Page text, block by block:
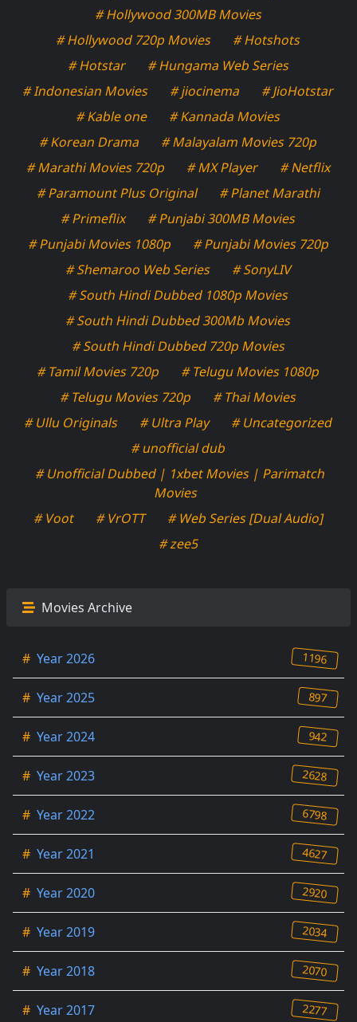
# Hollywood 300MB Movies
# Hollywood 720p Movies
# Hotshots
# Hotstar
# Hungama Web Series
# Indonesian Movies
# jiocinema
# JioHotstar
# Kable one
# Kannada Movies
# Korean Drama
# Malayalam Movies 720p
# Marathi Movies 720p
# MX Player
# Netflix
# Paramount Plus Original
# Planet Marathi
# Primeflix
# Punjabi 300MB Movies
# Punjabi Movies 1080p
# Punjabi Movies 720p
# Shemaroo Web Series
# SonyLIV
# South Hindi Dubbed 1080p Movies
# South Hindi Dubbed 300Mb Movies
# South Hindi Dubbed 720p Movies
# Tamil Movies 720p
# Telugu Movies 1080p
# Telugu Movies 720p
# Thai Movies
# Ullu Originals
# Ultra Play
# Uncategorized
# unofficial dub
# Unofficial Dubbed | 1xbet Movies | Parimatch
Movies
# Voot
# VrOTT
# Web Series [Dual Audio]
# zee5
Movies Archive
# Year 2026 1196
# Year 2025 897
# Year 2024 942
# Year 2023 2628
# Year 2022 6798
# Year 2021 4627
# Year 2020 2920
# Year 2019 2034
# Year 2018 2070
# Year 2017 2277